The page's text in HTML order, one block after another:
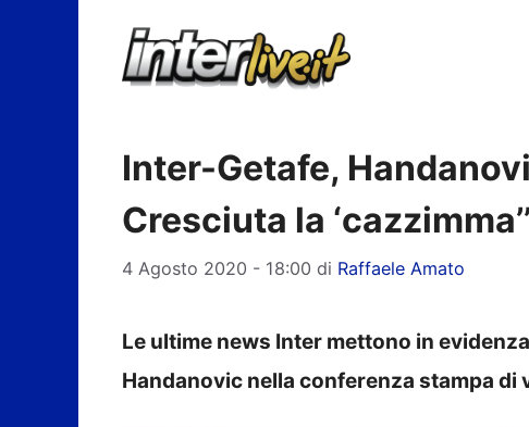
Inter-Getafe,
Cresciuta la
4 Agosto 2020 - 18:00 di Raffaele Amato
Le ultime news Inter mettono in
Handanovic nella conferenza stampa di